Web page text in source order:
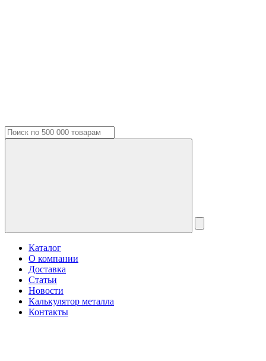
Каталог
О компании
Доставка
Статьи
Новости
Калькулятор металла
Контакты